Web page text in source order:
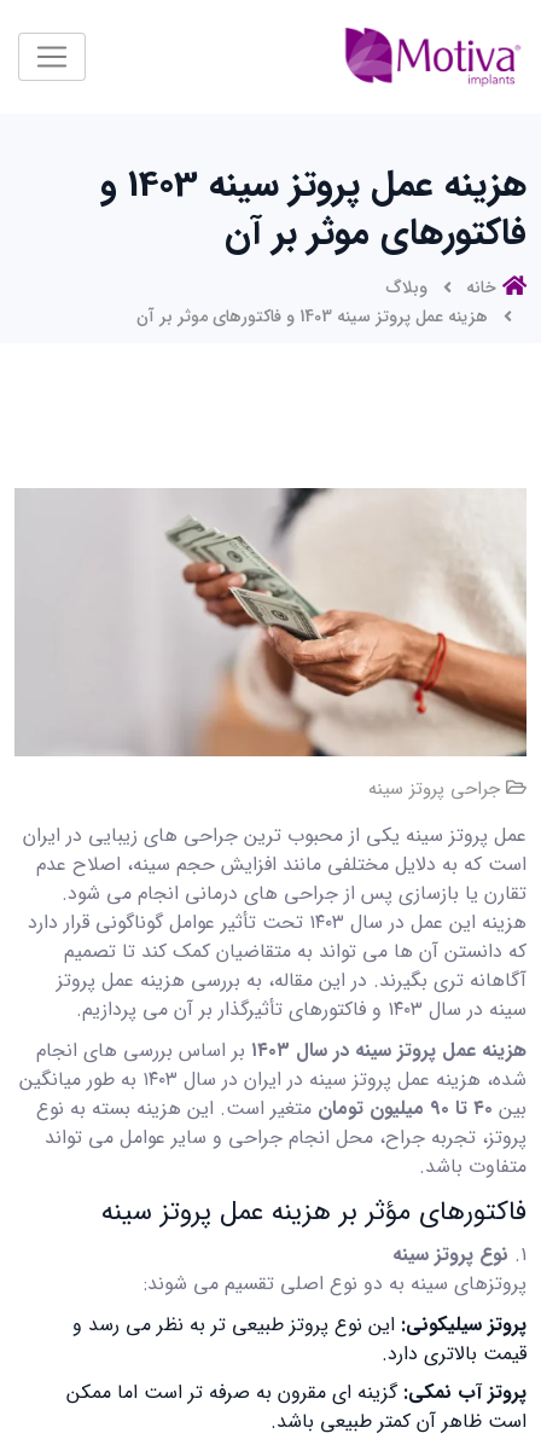
هزینه عمل پروتز سینه 1403 و
فاکتورهای موثر بر آن
خانه
وبلاگ
هزینه عمل پروتز سینه 1403 و فاکتورهای موثر بر آن
جراحی پروتز سینه
عمل پروتز سینه یکی از محبوب ترین جراحی های زیبایی در ایران
است که به دلایل مختلفی مانند افزایش حجم سینه، اصلاح عدم
تقارن یا بازسازی پس از جراحی های درمانی انجام می شود.
هزینه این عمل در سال ۱۴۰۳ تحت تأثیر عوامل گوناگونی قرار دارد
که دانستن آن ها می تواند به متقاضیان کمک کند تا تصمیم
آگاهانه تری بگیرند. در این مقاله، به بررسی هزینه عمل پروتز
سینه در سال ۱۴۰۳ و فاکتورهای تأثیرگذار بر آن می پردازیم.
هزینه عمل پروتز سینه در سال ۱۴۰۳
بر اساس بررسی های انجام
شده، هزینه عمل پروتز سینه
در ایران در سال ۱۴۰۳ به طور میانگین
بین ۴۰ تا ۹۰ میلیون تومان
متغیر است. این هزینه بسته به نوع
پروتز، تجربه جراح، محل انجام جراحی و سایر عوامل می تواند
متفاوت باشد.
فاکتورهای مؤثر بر هزینه عمل پروتز سینه
۱. نوع پروتز سینه
پروتزهای سینه به دو نوع اصلی تقسیم می شوند:
پروتز سیلیکونی: این نوع پروتز طبیعی تر به نظر می رسد و
قیمت بالاتری دارد.
پروتز آب نمکی: گزینه ای مقرون به صرفه تر است اما ممکن
است ظاهر آن کمتر طبیعی باشد.